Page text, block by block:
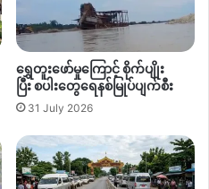
င့် ကချင်လွတ်လပ်ရေး
ပ်လက်မှတ် တစ်စုံတစ်ရာထိုးထား
ေဆဲဖြစ်သည်။
ရွှေတူးဖော်မှုကြောင့် စိုက်ပျိုး
ပြီး စပါးတွေရေနစ်မြုပ်ပျက်စီး
31 July 2026